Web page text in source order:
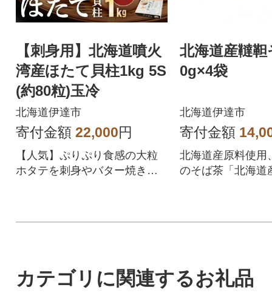
【刺身用】北海道噴火
湾産ほたて貝柱1kg 5S
(約80粒)玉冷
北海道伊達市
寄付金額 22,000円
【人気】ぷりぷり食感の大粒
ホタテを刺身やバター焼きで
北海道産韃靼
0g×4袋
北海道伊達市
寄付金額
北海道産原料使用
のそば茶「北海道
カテゴリに関連するお礼品